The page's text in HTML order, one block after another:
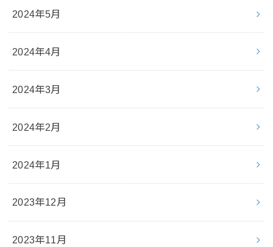
2024年5月
2024年4月
2024年3月
2024年2月
2024年1月
2023年12月
2023年11月